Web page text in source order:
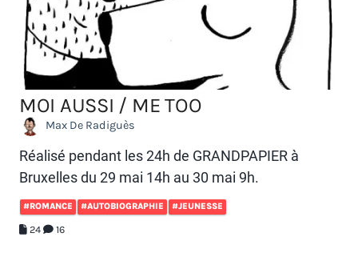
MOI AUSSI / ME TOO
Max De Radiguès
Réalisé pendant les 24h de GRANDPAPIER à
Bruxelles du 29 mai 14h au 30 mai 9h.
#ROMANCE #AUTOBIOGRAPHIE #JEUNESSE
24 16